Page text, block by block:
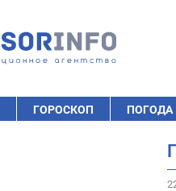
ГОРОСКОП ПОГОДА